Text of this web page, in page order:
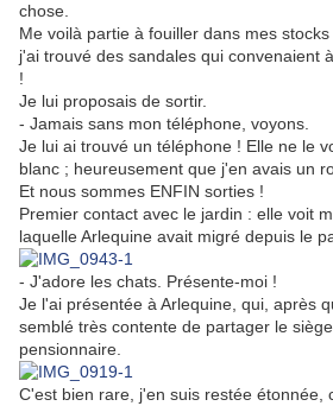
chose.
Me voilà partie à fouiller dans mes
j'ai trouvé des sandales qui convenaient
!
Je lui proposais de sortir.
- Jamais sans mon téléphone, voyons.
Je lui ai trouvé un téléphone ! Elle ne le
blanc ; heureusement que j'en avais un
Et nous sommes ENFIN sorties !
Premier contact avec le jardin : elle voit
laquelle Arlequine avait migré depuis le
- J'adore les chats. Présente-moi !
Je l'ai présentée à Arlequine, qui, après
semblé très contente de partager le
pensionnaire.
C'est bien rare, j'en suis restée étonnée,